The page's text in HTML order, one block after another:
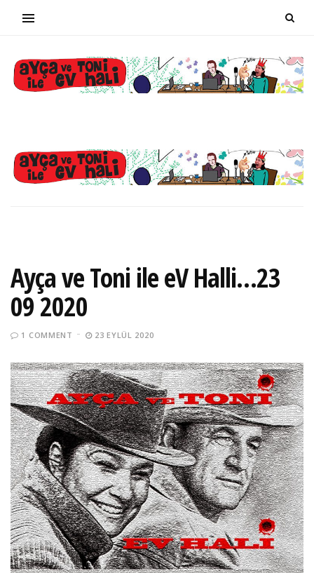
Ayça ve Toni ile eV Halli…23
09 2020
1 COMMENT 23 EYLÜL 2020